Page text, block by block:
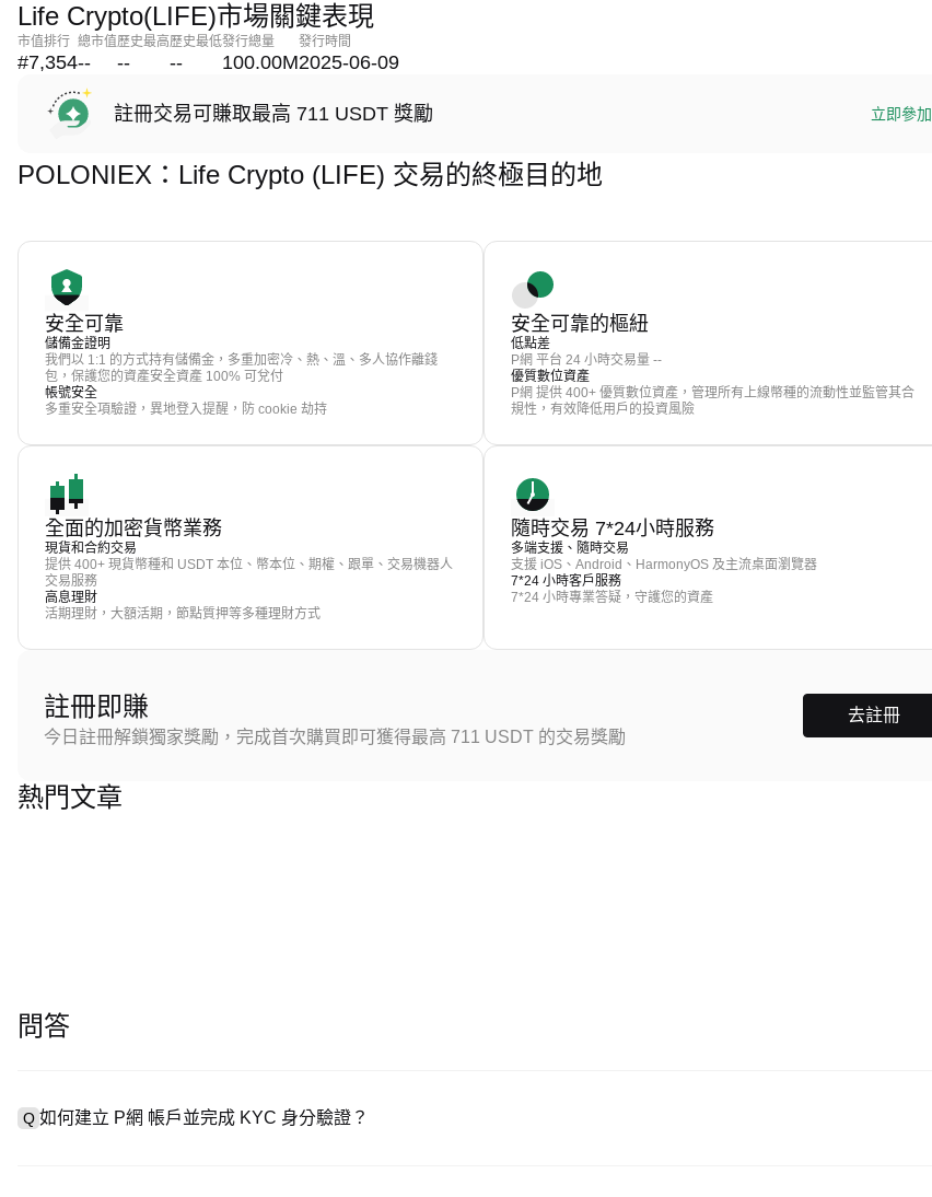
Life Crypto(LIFE)市場關鍵表現
市值排行
#7,354
總市值
--
歷史最高
--
歷史最低
--
發行總量
100.00M
發行時間
2025-06-09
註冊交易可賺取最高 711 USDT 獎勵 立即參加
POLONIEX：Life Crypto (LIFE) 交易的終極目的地
安全可靠
儲備金證明
我們以 1:1 的方式持有儲備金，多重加密冷、熱、溫、多人協作離錢
包，保護您的資產安全資產 100% 可兌付
帳號安全
多重安全項驗證，異地登入提醒，防 cookie 劫持
安全可靠的樞紐
低點差
P網 平台 24 小時交易量 --
優質數位資產
P網 提供 400+ 優質數位資產，管理所有上線幣種的流動性並監管其合
規性，有效降低用戶的投資風險
全面的加密貨幣業務
現貨和合約交易
提供 400+ 現貨幣種和 USDT 本位、幣本位、期權、跟單、交易機器人
交易服務
高息理財
活期理財，大額活期，節點質押等多種理財方式
隨時交易 7*24小時服務
多端支援、隨時交易
支援 iOS、Android、HarmonyOS 及主流桌面瀏覽器
7*24 小時客戶服務
7*24 小時專業答疑，守護您的資產
註冊即賺
今日註冊解鎖獨家獎勵，完成首次購買即可獲得最高 711 USDT 的交易獎勵
去註冊
熱門文章
問答
Q 如何建立 P網 帳戶並完成 KYC 身分驗證？